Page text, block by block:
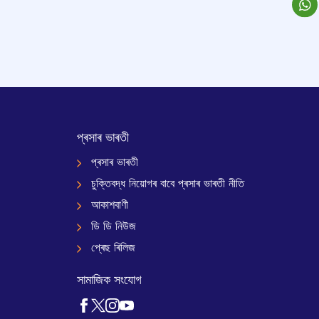
প্ৰসাৰ ভাৰতী
প্ৰসাৰ ভাৰতী
চুক্তিবদ্ধ নিয়োগৰ বাবে প্ৰসাৰ ভাৰতী নীতি
আকাশবাণী
ডি ডি নিউজ
প্ৰেছ ৰিলিজ
সামাজিক সংযোগ